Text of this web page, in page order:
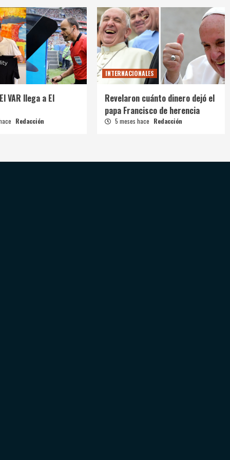
VAR llega a El
Redacción
INTERNACIONALES
Revelaron cuánto dinero dejó el
papa Francisco de herencia
5 meses hace Redacción